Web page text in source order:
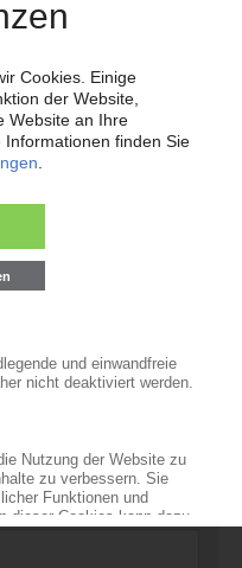
wissen müssen,
Informationen zum
und Kunststoff-
aus der